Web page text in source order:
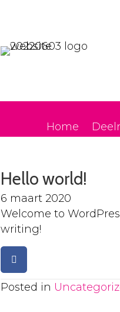
Home
Hello world!
6 maart 2020
Welcome to
writing!
Posted in